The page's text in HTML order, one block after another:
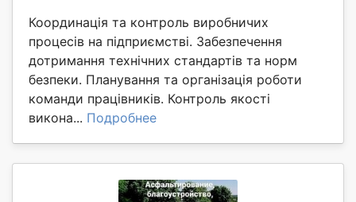
Координація та контроль виробничих
процесів на підприємстві. Забезпечення
дотримання технічних стандартів та норм
безпеки. Планування та організація роботи
команди працівників. Контроль якості
викона... Подробнее